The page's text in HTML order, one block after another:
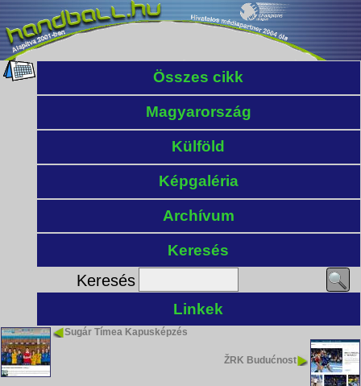
Összes cikk
Magyarország
Külföld
Képgaléria
Archívum
Keresés
Keresés
Linkek
Sugár Tímea Kapusképzés
ŽRK Budućnost